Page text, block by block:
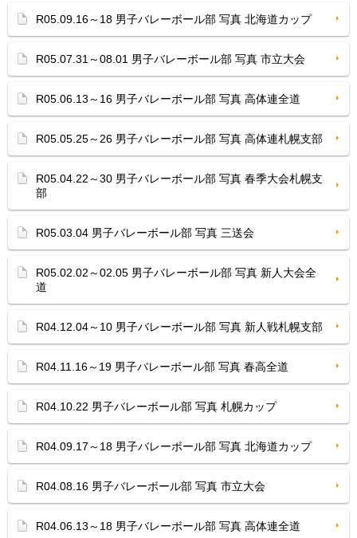
R05.09.16～18 男子バレーボール部 写真 北海道カップ
R05.07.31～08.01 男子バレーボール部 写真 市立大会
R05.06.13～16 男子バレーボール部 写真 高体連全道
R05.05.25～26 男子バレーボール部 写真 高体連札幌支部
R05.04.22～30 男子バレーボール部 写真 春季大会札幌支
部
R05.03.04 男子バレーボール部 写真 三送会
R05.02.02～02.05 男子バレーボール部 写真 新人大会全
道
R04.12.04～10 男子バレーボール部 写真 新人戦札幌支部
R04.11.16～19 男子バレーボール部 写真 春高全道
R04.10.22 男子バレーボール部 写真 札幌カップ
R04.09.17～18 男子バレーボール部 写真 北海道カップ
R04.08.16 男子バレーボール部 写真 市立大会
R04.06.13～18 男子バレーボール部 写真 高体連全道